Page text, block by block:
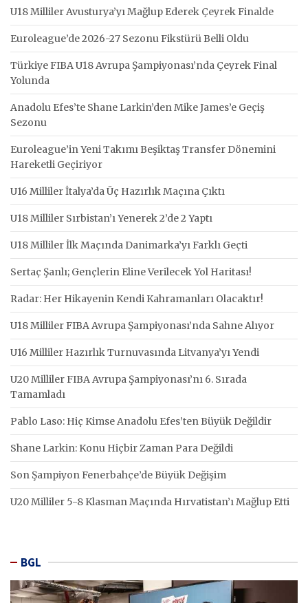
U18 Milliler Avusturya’yı Mağlup Ederek Çeyrek Finalde
Euroleague’de 2026-27 Sezonu Fikstürü Belli Oldu
Türkiye FIBA U18 Avrupa Şampiyonası’nda Çeyrek Final
Yolunda
Anadolu Efes’te Shane Larkin’den Mike James’e Geçiş
Sezonu
Euroleague’in Yeni Takımı Beşiktaş Transfer Dönemini
Hareketli Geçiriyor
U16 Milliler İtalya’da Üç Hazırlık Maçına Çıktı
U18 Milliler Sırbistan’ı Yenerek 2’de 2 Yaptı
U18 Milliler İlk Maçında Danimarka’yı Farklı Geçti
Sertaç Şanlı; Gençlerin Eline Verilecek Yol Haritası!
Radar: Her Hikayenin Kendi Kahramanları Olacaktır!
U18 Milliler FIBA Avrupa Şampiyonası’nda Sahne Alıyor
U16 Milliler Hazırlık Turnuvasında Litvanya’yı Yendi
U20 Milliler FIBA Avrupa Şampiyonası’nı 6. Sırada
Tamamladı
Pablo Laso: Hiç Kimse Anadolu Efes’ten Büyük Değildir
Shane Larkin: Konu Hiçbir Zaman Para Değildi
Son Şampiyon Fenerbahçe’de Büyük Değişim
U20 Milliler 5-8 Klasman Maçında Hırvatistan’ı Mağlup Etti
BGL